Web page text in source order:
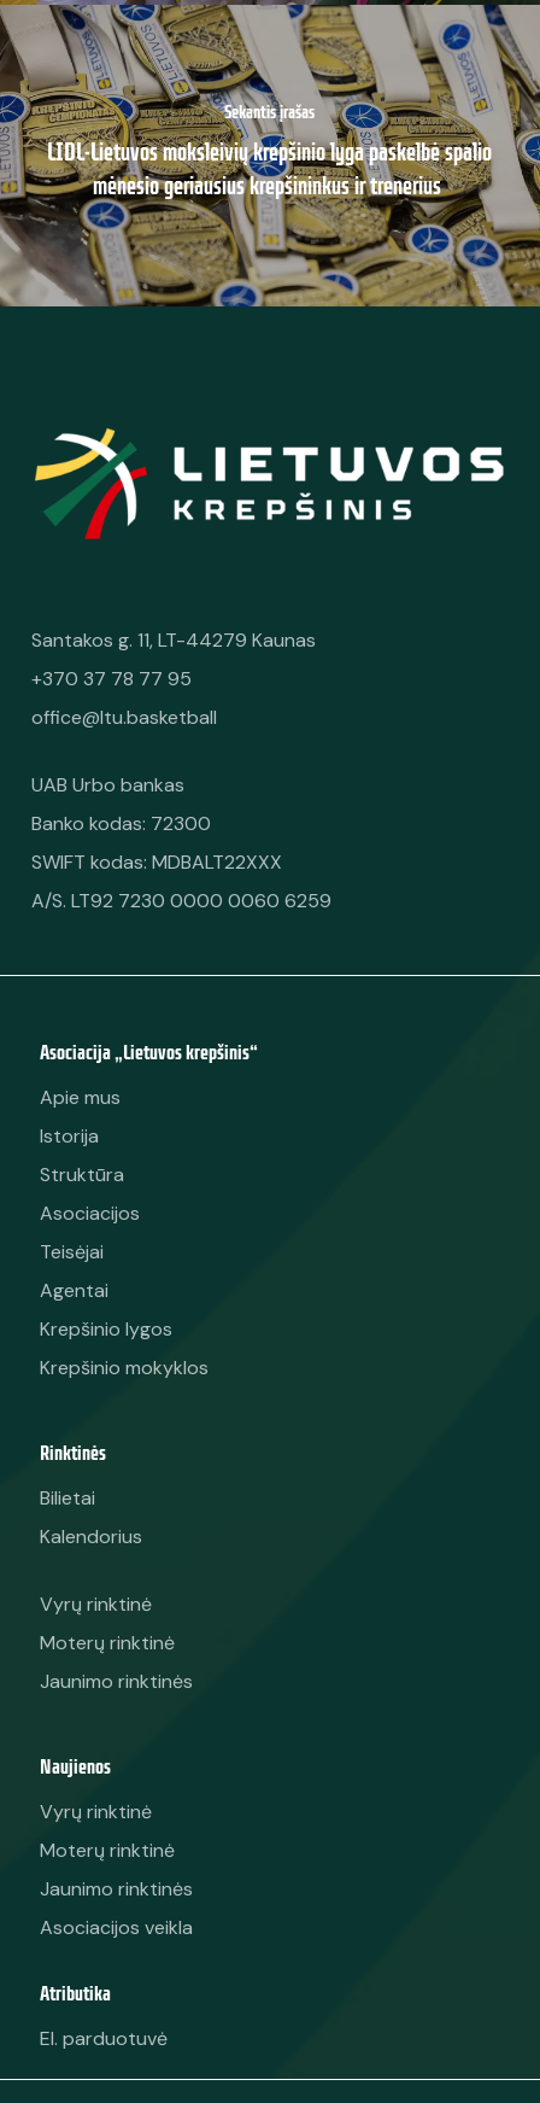
Sekantis įrašas
LIDL-Lietuvos moksleivių krepšinio lyga paskelbė spalio
mėnesio geriausius krepšininkus ir trenerius
Santakos g. 11, LT-44279 Kaunas
+370 37 78 77 95
office@ltu.basketball
UAB Urbo bankas
Banko kodas: 72300
SWIFT kodas: MDBALT22XXX
A/S. LT92 7230 0000 0060 6259
Asociacija „Lietuvos krepšinis“
Apie mus
Istorija
Struktūra
Asociacijos
Teisėjai
Agentai
Krepšinio lygos
Krepšinio mokyklos
Rinktinės
Bilietai
Kalendorius
Vyrų rinktinė
Moterų rinktinė
Jaunimo rinktinės
Naujienos
Vyrų rinktinė
Moterų rinktinė
Jaunimo rinktinės
Asociacijos veikla
Atributika
El. parduotuvė